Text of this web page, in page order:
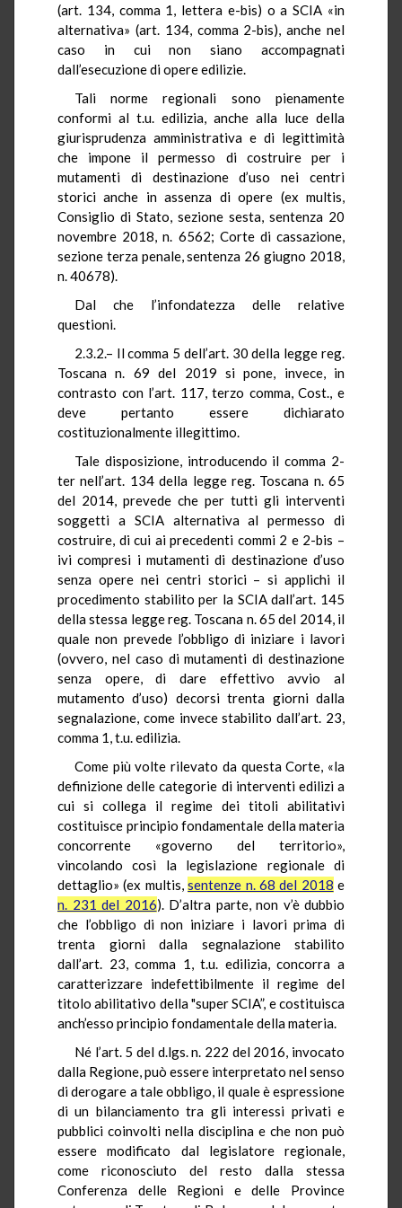
(art. 134, comma 1, lettera e-bis) o a SCIA «in
alternativa» (art. 134, comma 2-bis), anche nel
caso in cui non siano accompagnati
dall’esecuzione di opere edilizie.
Tali norme regionali sono pienamente
conformi al t.u. edilizia, anche alla luce della
giurisprudenza amministrativa e di legittimità
che impone il permesso di costruire per i
mutamenti di destinazione d’uso nei centri
storici anche in assenza di opere (ex multis,
Consiglio di Stato, sezione sesta, sentenza 20
novembre 2018, n. 6562; Corte di cassazione,
sezione terza penale, sentenza 26 giugno 2018,
n. 40678).
Dal che l’infondatezza delle relative
questioni.
2.3.2.– Il comma 5 dell’art. 30 della legge reg.
Toscana n. 69 del 2019 si pone, invece, in
contrasto con l’art. 117, terzo comma,Cost., e
deve pertanto essere dichiarato
costituzionalmente illegittimo.
Tale disposizione, introducendo il comma 2-
ter nell’art. 134 della legge reg. Toscana n. 65
del 2014, prevede che per tutti gli interventi
soggetti a SCIA alternativa al permesso di
costruire, di cui ai precedenti commi 2 e 2-bis –
ivi compresi i mutamenti di destinazione d’uso
senza opere nei centri storici – si applichi il
procedimento stabilito per la SCIA dall’art. 145
della stessa legge reg. Toscana n. 65 del 2014, il
quale non prevede l’obbligo di iniziare i lavori
(ovvero, nel caso di mutamenti di destinazione
senza opere, di dare effettivo avvio al
mutamento d’uso) decorsi trenta giorni dalla
segnalazione, come invece stabilito dall’art. 23,
comma 1,t.u.edilizia.
Come più volte rilevato da questa Corte, «la
definizione delle categorie di interventi edilizi a
cui si collega il regime dei titoli abilitativi
costituisce principio fondamentale della materia
concorrente «governo del territorio»,
vincolando così la legislazione regionale di
dettaglio» (ex multis,sentenze n. 68 del 2018 e
n. 231 del 2016). D’altra parte, non v’è dubbio
che l’obbligo di non iniziare i lavori prima di
trenta giorni dalla segnalazione stabilito
dall’art. 23, comma 1,t.u. edilizia, concorra a
caratterizzare indefettibilmente il regime del
titolo abilitativo della "super SCIA”, e costituisca
anch’esso principio fondamentale della materia.
Né l’art. 5 del d.lgs. n. 222 del 2016, invocato
dalla Regione, può essere interpretato nel senso
di derogare a tale obbligo, il quale è espressione
di un bilanciamento tra gli interessi privati e
pubblici coinvolti nella disciplina e che non può
essere modificato dal legislatore regionale,
come riconosciuto del resto dalla stessa
Conferenza delle Regioni e delle Province